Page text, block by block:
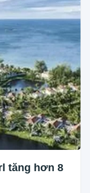
tăng hơn 8